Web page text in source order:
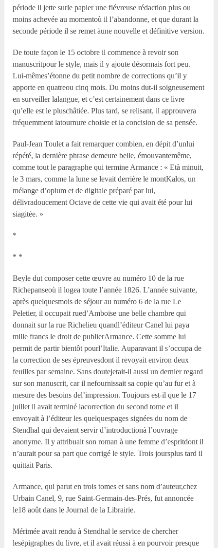
période il jette surle papier une fiévreuse rédaction plus ou
moins achevée au momentoù il l’abandonne, et que durant la
seconde période il se remet àune nouvelle et définitive version.
De toute façon le 15 octobre il commence à revoir son
manuscritpour le style, mais il y ajoute désormais fort peu.
Lui-mêmes’étonne du petit nombre de corrections qu’il y
apporte en quatreou cinq mois. Du moins dut-il soigneusement
en surveiller lalangue, et c’est certainement dans ce livre
qu’elle est le pluschâtiée. Plus tard, se relisant, il approuvera
fréquemment latournure choisie et la concision de sa pensée.
Paul-Jean Toulet a fait remarquer combien, en dépit d’unlui
répété, la dernière phrase demeure belle, émouvantemême,
comme tout le paragraphe qui termine Armance : « Età minuit,
le 3 mars, comme la lune se levait derrière le montKalos, un
mélange d’opium et de digitale préparé par lui,
délivradoucement Octave de cette vie qui avait été pour lui
siagitée. »
*
* *
Beyle dut composer cette œuvre au numéro 10 de la rue
Richepanseoù il logea toute l’année 1826. L’année suivante,
après quelquesmois de séjour au numéro 6 de la rue Le
Peletier, il occupait rued’Amboise une belle chambre qui
donnait sur la rue Richelieu quandl’éditeur Canel lui paya
mille francs le droit de publierArmance. Cette somme lui
permit de partir bientôt pourl’Italie. Auparavant il s’occupa de
la correction de ses épreuvesdont il revoyait environ deux
feuilles par semaine. Sans doutejetait-il aussi un dernier regard
sur son manuscrit, car il nefournissait sa copie qu’au fur et à
mesure des besoins del’impression. Toujours est-il que le 17
juillet il avait terminé lacorrection du second tome et il
envoyait à l’éditeur les quelquespages signées du nom de
Stendhal qui devaient servir d’introductionà l’ouvrage
anonyme. Il y attribuait son roman à une femme d’espritdont il
n’aurait pour sa part que corrigé le style. Trois joursplus tard il
quittait Paris.
Armance, qui parut en trois tomes et sans nom d’auteur,chez
Urbain Canel, 9, rue Saint-Germain-des-Prés, fut annoncée
le18 août dans le Journal de la Librairie.
Mérimée avait rendu à Stendhal le service de chercher
lesépigraphes du livre, et il avait réussi à en pourvoir presque